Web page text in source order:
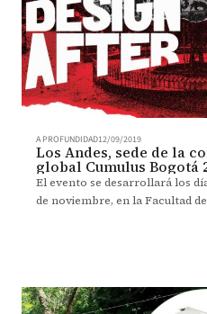
A PROFUNDIDAD12/09/2019
Los Andes, sede de la
global Cumulus Bogotá
El evento se desarrollará los
de noviembre, en la Facultad